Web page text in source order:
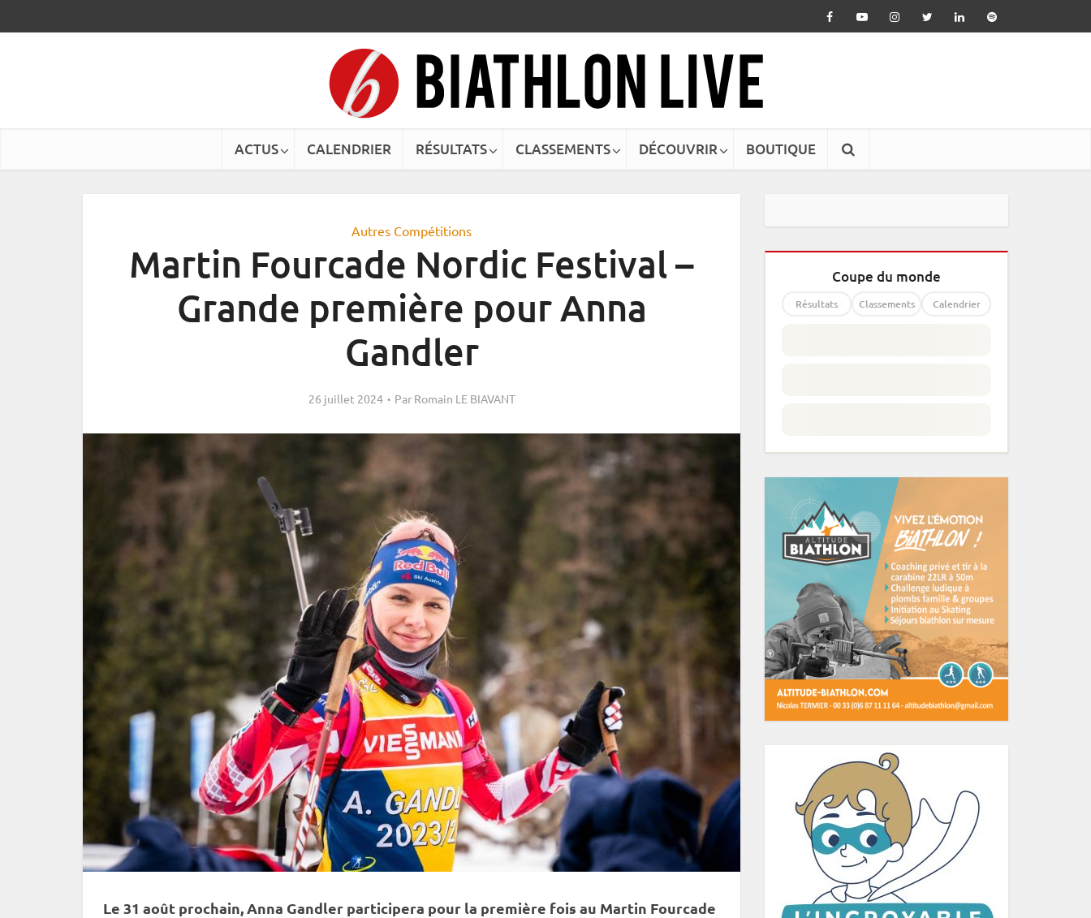
ACTUS CALENDRIER RÉSULTATS CLASSEMENTS DÉCOUVRIR BOUTIQUE
Autres Compétitions
Martin Fourcade Nordic Festival –
Grande première pour Anna
Gandler
26 juillet 2024 Par Romain LE BIAVANT
Le 31 août prochain, Anna Gandler participera pour la première fois au Martin Fourcade
Coupe du monde
Résultats Classements Calendrier